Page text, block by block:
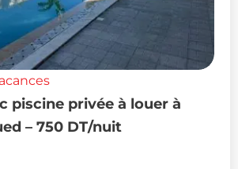
piscine privée à louer à
– 750 DT/nuit